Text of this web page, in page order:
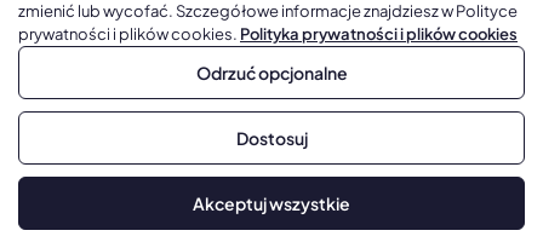
Kalendarze książkowe z własną oprawą
Kalendarze Wielopanszowe, Plakatowe
Copyright © 2026, Gadżetowy.pl, All Rights Reserved, Platforma
zmienić lub wycofać. Szczegółowe informacje znajdziesz w Polityce
prywatności i plików cookies. Polityka prywatności i plików cookies
Odrzuć opcjonalne
Dostosuj
Akceptuj wszystkie